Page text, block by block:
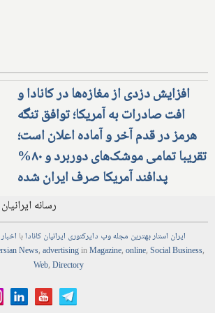
افزایش دزدی از مغازه‌ها در کانادا و
افت صادرات به آمریکا؛ توافق تنگه
هرمز در قدم آخر و آماده اعلان است؛
تقریبا تمامی موشک‌های دوربرد و ۸۰%
پدافند آمریکا صرف ایران شده
IRANIAN NEWS - رسانه ایرانیان
ایران استاربهترینمجلهوبدایرکتوریایرانیان کانادابااخبار
News,advertisingin
Web, Directory